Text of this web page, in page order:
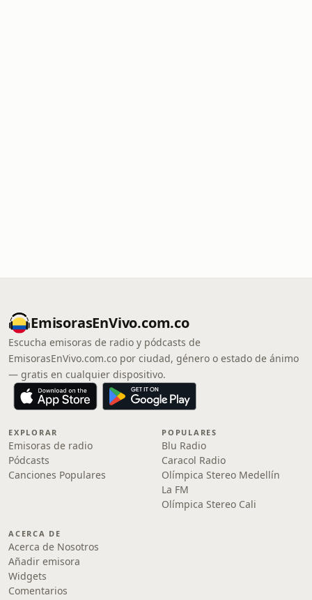
EmisorasEnVivo.com.co
Escucha emisoras de radio y pódcasts de
EmisorasEnVivo.com.co por ciudad, género o estado de ánimo
— gratis en cualquier dispositivo.
EXPLORAR
Emisoras de radio
Pódcasts
Canciones Populares
POPULARES
Blu Radio
Caracol Radio
Olímpica Stereo Medellín
La FM
Olímpica Stereo Cali
ACERCA DE
Acerca de Nosotros
Añadir emisora
Widgets
Comentarios